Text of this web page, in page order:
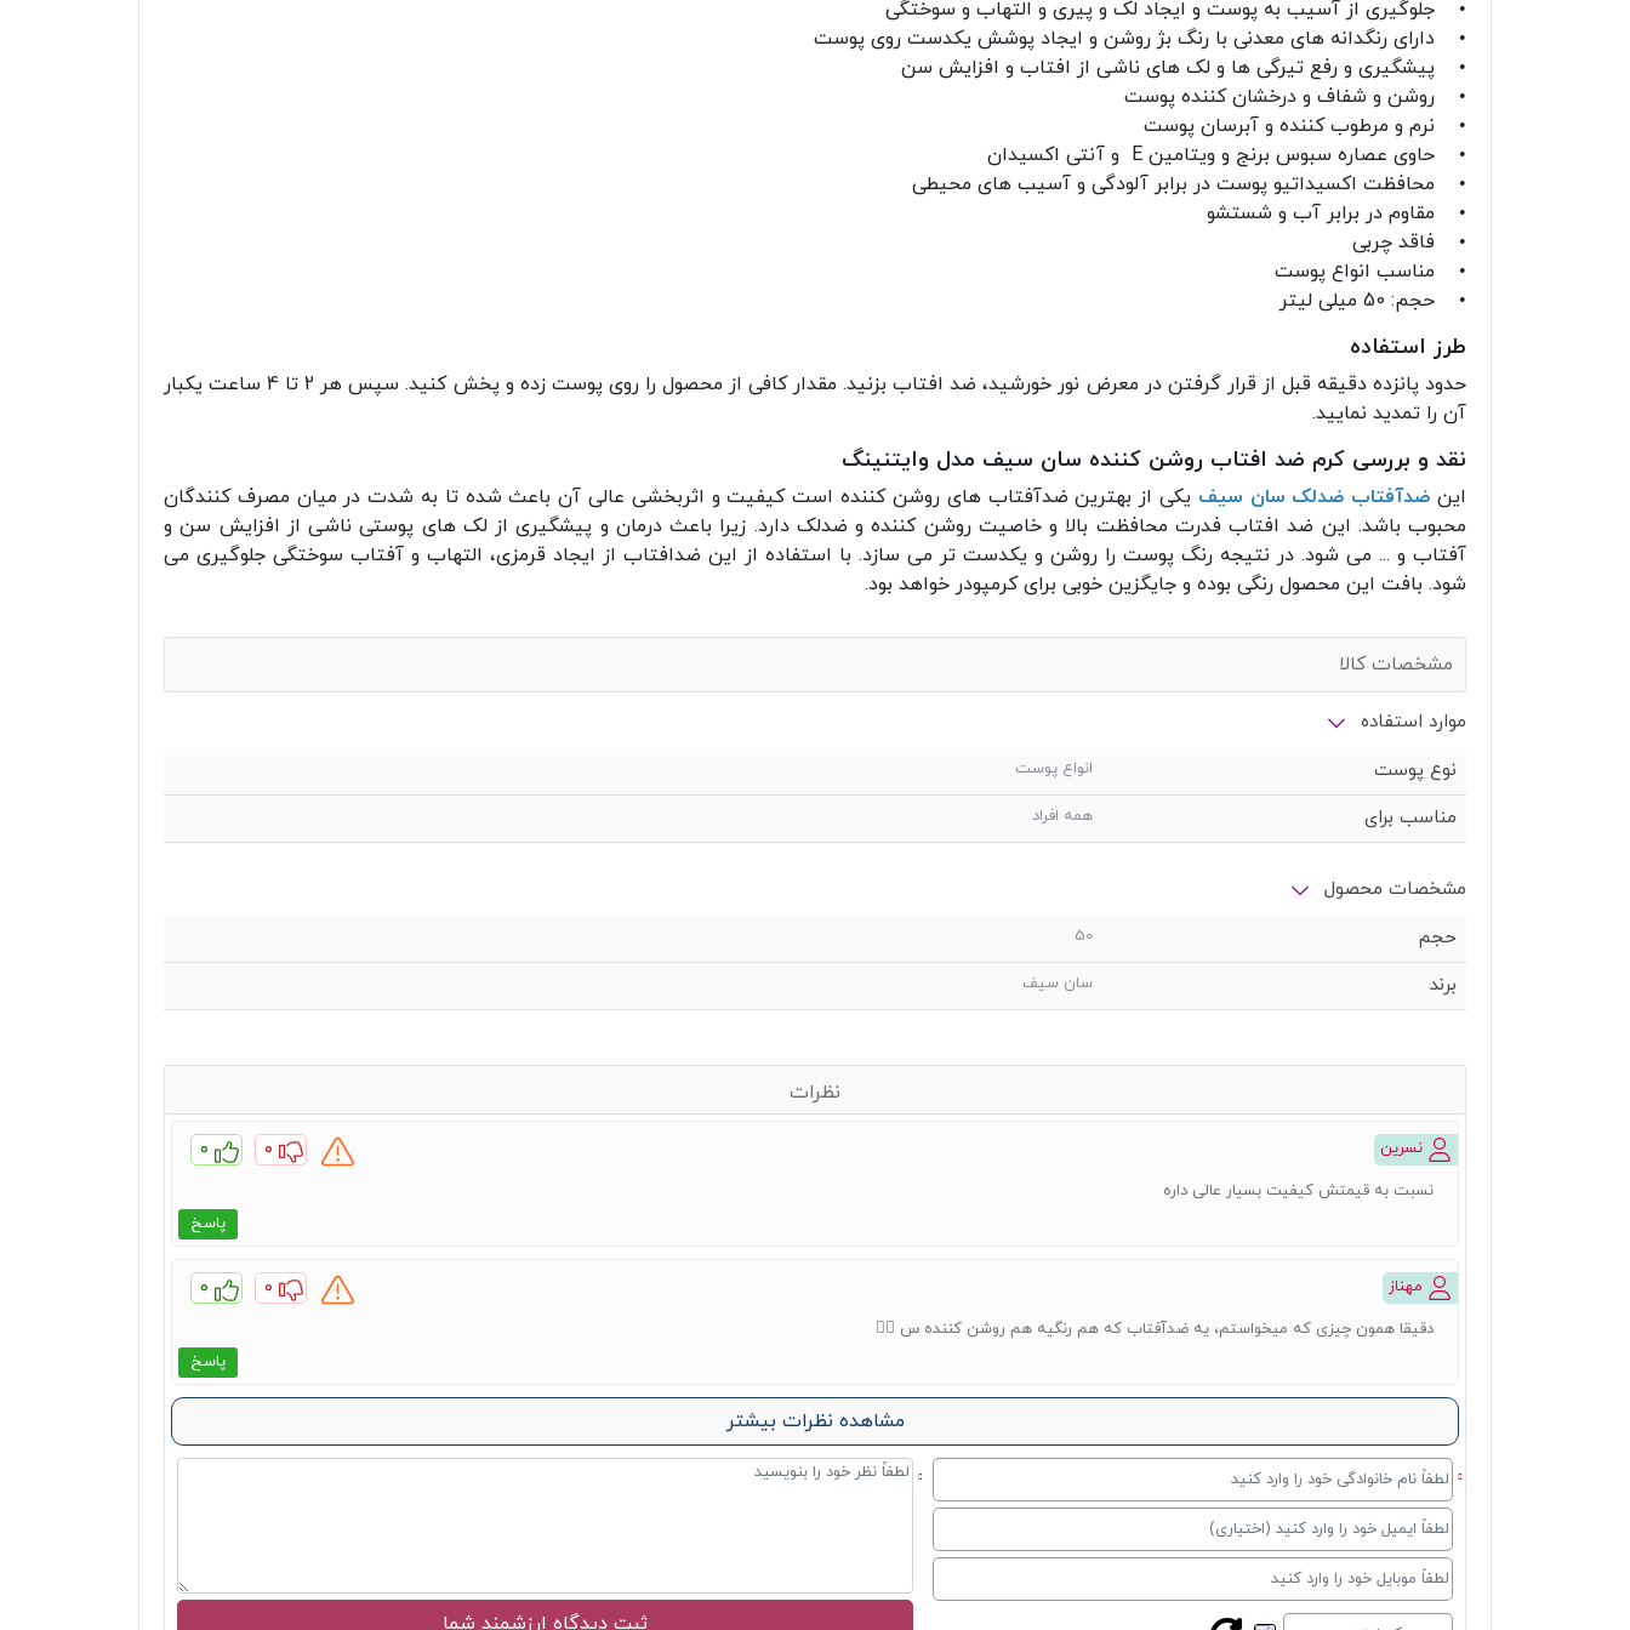
• جلوگیری از آسیب به پوست و ایجاد لک و پیری و التهاب و سوختگی
• دارای رنگدانه های معدنی با رنگ بژ روشن و ایجاد پوشش یکدست روی پوست
• پیشگیری و رفع تیرگی ها و لک های ناشی از افتاب و افزایش سن
• روشن و شفاف و درخشان کننده پوست
• نرم و مرطوب کننده و آبرسان پوست
• حاوی عصاره سبوس برنج و ویتامین E و آنتی اکسیدان
• محافظت اکسیداتیو پوست در برابر آلودگی و آسیب های محیطی
• مقاوم در برابر آب و شستشو
• فاقد چربی
• مناسب انواع پوست
• حجم: 50 میلی لیتر
طرز استفاده
حدود پانزده دقیقه قبل از قرار گرفتن در معرض نور خورشید، ضد افتاب بزنید. مقدار کافی از محصول را روی پوست زده و پخش کنید. سپس هر 2 تا 4 ساعت یکبار
آن را تمدید نمایید.
نقد و بررسی کرم ضد افتاب روشن کننده سان سیف مدل وایتنینگ
این ضدآفتاب ضدلک سان سیف یکی از بهترین ضدآفتاب های روشن کننده است کیفیت و اثربخشی عالی آن باعث شده تا به شدت در میان مصرف کنندگان
محبوب باشد. این ضد افتاب فدرت محافظت بالا و خاصیت روشن کننده و ضدلک دارد. زیرا باعث درمان و پیشگیری از لک های پوستی ناشی از افزایش سن و
آفتاب و ... می شود. در نتیجه رنگ پوست را روشن و یکدست تر می سازد. با استفاده از این ضدافتاب از ایجاد قرمزی، التهاب و آفتاب سوختگی جلوگیری می
شود. بافت این محصول رنگی بوده و جایگزین خوبی برای کرمپودر خواهد بود.
مشخصات کالا
موارد استفاده
نوع پوست
انواع پوست
مناسب برای همه افراد
مشخصات محصول
حجم
50
برند سان سیف
نظرات
نسرین ۰ ۰
پاسخ
نسبت به قیمتش کیفیت بسیار عالی داره
مهناز ۰ ۰
پاسخ
دقیقا همون چیزی که میخواستم، یه ضدآفتاب که هم رنگیه هم روشن کننده س 👍🏻
مشاهده نظرات بیشتر